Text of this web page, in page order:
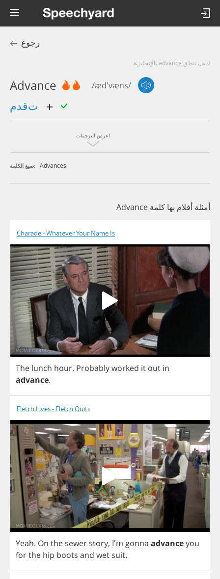
رجوع
كيف تنطق advance بالإنجليزية
Advance /æd'væns/
اعرض الترجمات
صيغ الكلمة: Advances
أمثلة أفلام بها كلمة Advance
Charade - Whatever Your Name Is
The lunch hour. Probablyworked it out in
advance.
Fletch Lives - Fletch Quits
Yeah. On the sewer story, I'm gonna advanceyou
forthe hip boots and wet suit.